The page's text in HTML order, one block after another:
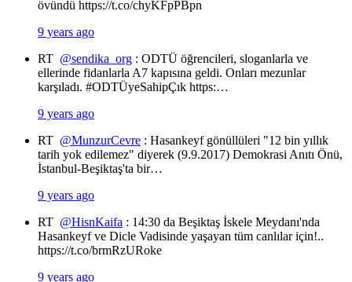
övündü https://t.co/chyKFpPBpn
9 years ago
RT @sendika_org : ODTÜ öğrencileri, sloganlarla ve
ellerinde fidanlarla A7 kapısına geldi. Onları mezunlar
karşıladı. #ODTÜyeSahipÇık https:…
9 years ago
RT @MunzurCevre : Hasankeyf gönüllüleri "12 bin yıllık
tarih yok edilemez" diyerek (9.9.2017) Demokrasi Anıtı Önü,
İstanbul-Beşiktaş'ta bir…
9 years ago
RT @HisnKaifa : 14:30 da Beşiktaş İskele Meydanı'nda
Hasankeyf ve Dicle Vadisinde yaşayan tüm canlılar için!..
https://t.co/brmRzURoke
9 years ago